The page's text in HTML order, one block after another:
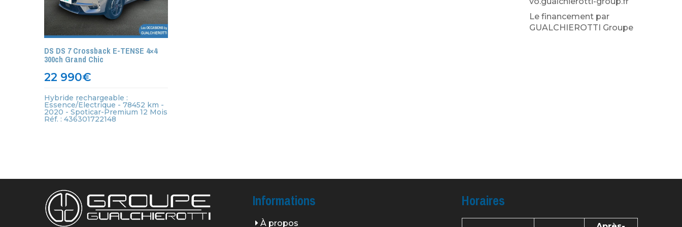
DS DS 7 Crossback E-TENSE 4×4
300ch Grand Chic
22 990€
Hybride rechargeable :
Essence/Electrique - 78452 km -
2020 - Spoticar-Premium 12 Mois
Réf. : 436301722148
Le financement par
GUALCHIEROTTI Groupe
Informations
À propos
Horaires